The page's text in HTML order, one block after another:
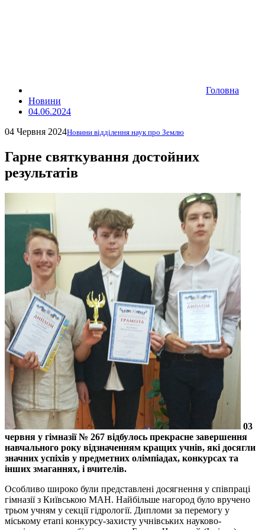
Головна
Новини
04.06.2024
04 Червня 2024Новини відділення наук про Землю
Гарне святкування достойних
результатів
03
червня у гімназії № 267 відбулось прекрасне завершення
навчального року відзначенням кращих учнів, які досягли
значних успіхів у предметних олімпіадах, конкурсах та
інших змаганнях, і вчителів.
Особливо широко були представлені досягнення у співпраці
гімназії з Київською МАН. Найбільше нагород було вручено
трьом учням у секції гідрології. Дипломи за перемогу у
міському етапі конкурсу-захисту учнівських науково-